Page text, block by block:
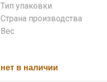
Тип упаковки
Страна производства
Вес
нет в наличии